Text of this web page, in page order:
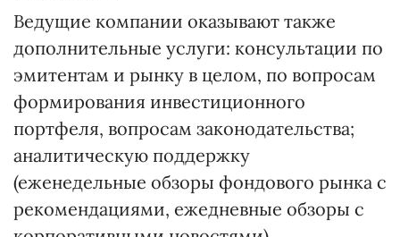
Ведущие компании оказывают также
дополнительные услуги: консультации по
эмитентам и рынку в целом, по вопросам
формирования инвестиционного
портфеля, вопросам законодательства;
аналитическую поддержку
(еженедельные обзоры фондового рынка с
рекомендациями, ежедневные обзоры с